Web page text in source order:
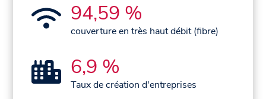
94,59 %
couverture en très haut débit (fibre)
6,9 %
Taux de création d'entreprises